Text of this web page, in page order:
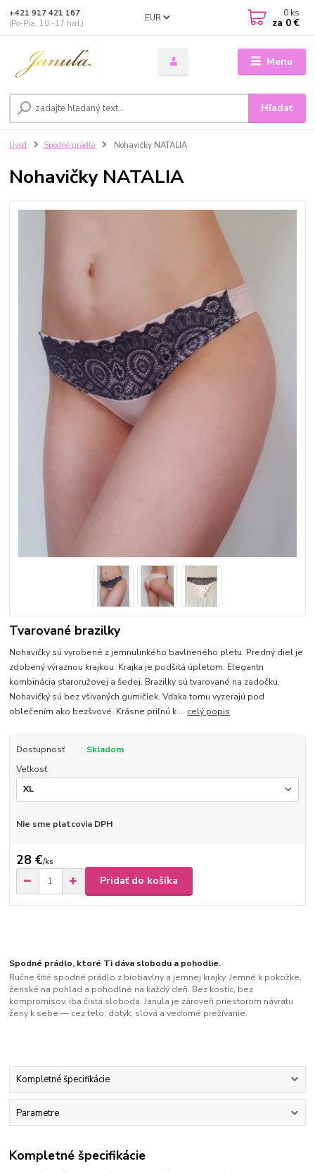
Menu
EUR
Hľadať
+421 917 421 167
(Po-Pia, 10 -17 hod.)
0 ks
za 0 €
Úvod Spodné prádlo Nohavičky NATALIA
Nohavičky NATALIA
Tvarované brazilky
Nohavičky sú vyrobené z jemnulinkého bavlneného pletu. Predný diel je
zdobený výraznou krajkou. Krajka je podšitá úpletom. Elegantn
kombinácia staroružovej a šedej. Brazilky sú tvarované na zadočku.
Nohavičký sú bez všivaných gumičiek. Vďaka tomu vyzerajú pod
oblečením ako bezšvové. Krásne priľnú k ... celý popis
Dostupnosť
Skladom
Veľkosť
Nie sme platcovia DPH
28 €/ks
Pridať do košíka
Spodné prádlo, ktoré Ti dáva slobodu a pohodlie.
Ručne šité spodné prádlo z biobavlny a jemnej krajky. Jemné k pokožke,
ženské na pohľad a pohodlné na každý deň. Bez kostíc, bez
kompromisov, iba čistá sloboda. Janula je zároveň priestorom návratu
ženy k sebe — cez telo, dotyk, slová a vedomé prežívanie.
Kompletné špecifikácie
Parametre
Kompletné špecifikácie